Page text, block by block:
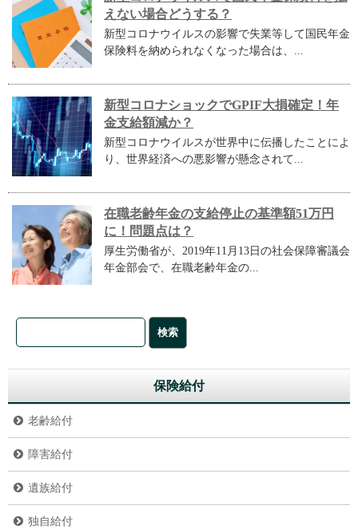
えない場合どうする？
新型コロナウイルスの影響で失業等して国民年金
保険料を納められなくなった場合は、...
新型コロナショックでGPIF大損確定！年
金支給額減か？
新型コロナウイルスが世界中に伝播したことによ
り、世界経済への悪影響が懸念されて...
在職老齢年金の支給停止の基準額51万円
に！問題点は？
厚生労働省が、2019年11月13日の社会保障審議会
年金部会で、在職老齢年金の...
保険給付
老齢給付
障害給付
遺族給付
独自給付